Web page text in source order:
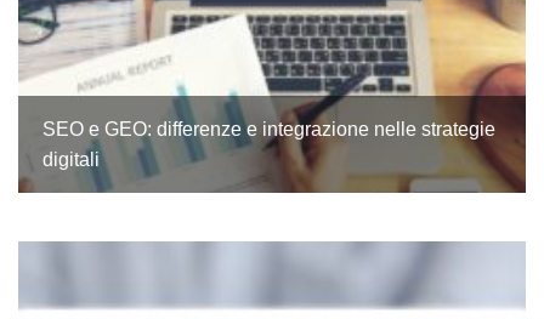
SEO e GEO: differenze e integrazione nelle strategie
digitali